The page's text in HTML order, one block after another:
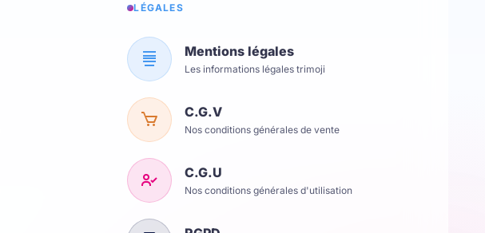
LÉGALES
Mentions légales
Les informations légales trimoji
C.G.V
Nos conditions générales de vente
C.G.U
Nos conditions générales d'utilisation